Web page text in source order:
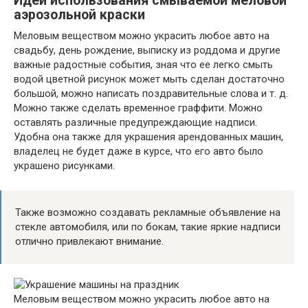
аэрозольной краски
Меловым веществом можно украсить любое авто на
свадьбу, день рождение, выписку из роддома и другие
важные радостные события, зная что ее легко смыть
водой цветной рисунок может мыть сделан достаточно
большой, можно написать поздравительные слова и т. д.
Можно также сделать временное граффити. Можно
оставлять различные предупреждающие надписи.
Удобна она также для украшения арендованных машин,
владелец не будет даже в курсе, что его авто было
украшено рисунками.
Также возможно создавать рекламные объявление на
стекле автомобиля, или по бокам, такие яркие надписи
отлично привлекают внимание.
Меловым веществом можно украсить любое авто на